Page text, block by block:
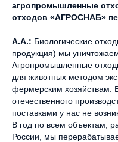
агропромышленные
отходов «АГРОСНАБ»
А.А.: Биологические
продукция) мы
Агропромышленные
для животных методом
фермерским хозяйствам.
отечественного
поставками у нас не
В год по всем объектам,
России, мы